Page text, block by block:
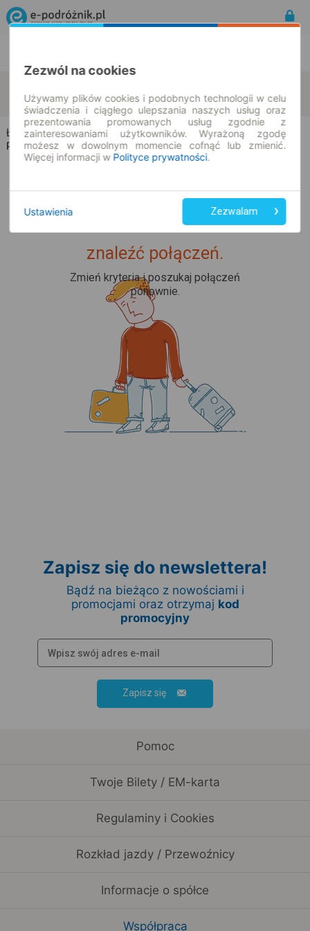
08.08.2026 | -- : --
zmień kryteria
Łapy → Daniłowo Duże
Rozkład jazdy i bilety
Upss... Nie udało nam się
znaleźć połączeń.
Zmień kryteria i poszukaj połączeń
ponownie.
Zapisz się do newslettera!
Bądź na bieżąco z nowościami i
promocjami oraz otrzymaj kod
promocyjny
Zapisz się
Pomoc
Twoje Bilety / EM-karta
Regulaminy i Cookies
Rozkład jazdy / Przewoźnicy
Informacje o spółce
Współpraca
Zezwól na cookies
Używamy plików cookies i podobnych technologii w celu
świadczenia i ciągłego ulepszania naszych usług oraz
prezentowania promowanych usług zgodnie z
zainteresowaniami użytkowników. Wyrażoną zgodę
możesz w dowolnym momencie cofnąć lub zmienić.
Więcej informacji w Polityce prywatności.
Ustawienia Zezwalam